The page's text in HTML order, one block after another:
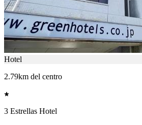
Hotel
2.79km del centro
3 Estrellas Hotel